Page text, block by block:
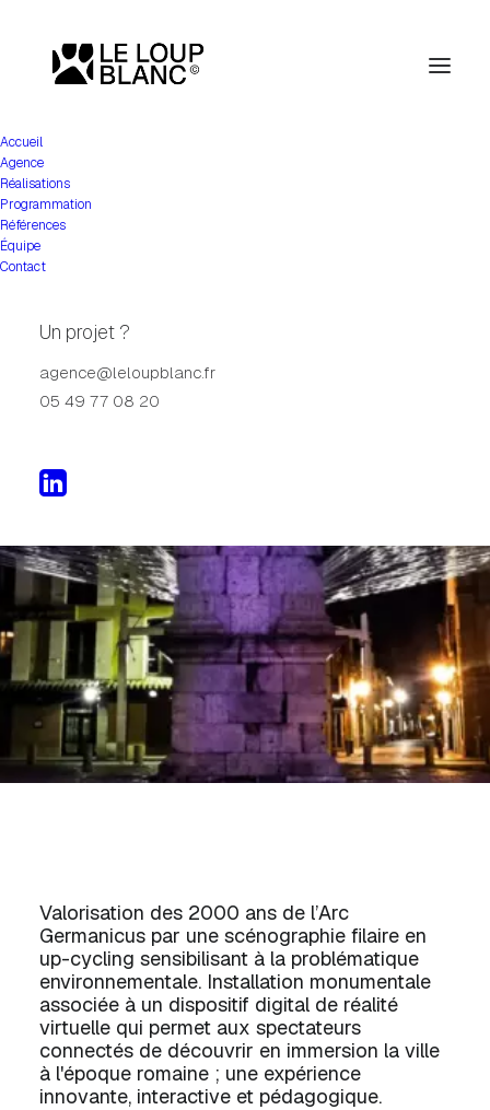
Accueil
Agence
Réalisations
Programmation
Références
Équipe
Contact
Un projet ?
agence@leloupblanc.fr
05 49 77 08 20
2000 ans Saintes
Valorisation des 2000 ans de l’Arc
Germanicus par une scénographie filaire en
up-cycling sensibilisant à la problématique
environnementale. Installation monumentale
associée à un dispositif digital de réalité
virtuelle qui permet aux spectateurs
connectés de découvrir en immersion la ville
à l'époque romaine ; une expérience
innovante, interactive et pédagogique.